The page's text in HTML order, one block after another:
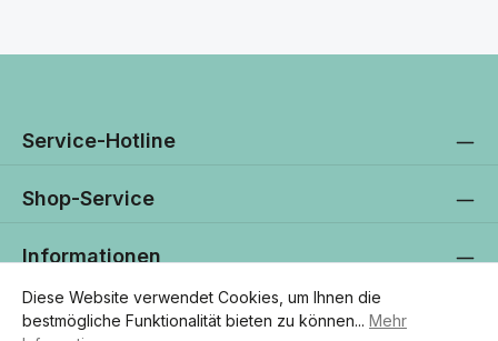
Service-Hotline
Shop-Service
Informationen
Newsletter
Diese Website verwendet Cookies, um Ihnen die
bestmögliche Funktionalität bieten zu können... Mehr